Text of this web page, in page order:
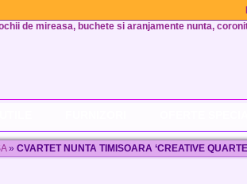
de mireasa, buchete si aranjamente nunta,
» CVARTET NUNTA TIMISOARA ‘CREATIVE